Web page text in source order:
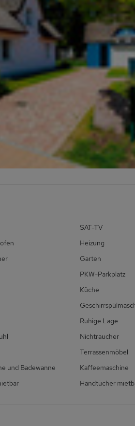
SAT-TV
Heizung
Garten
PKW-Parkplatz
Küche
Ruhige Lage
Nichtraucher
Terrassenmöbel
und Badewanne
Kaffeemaschine
Handtücher